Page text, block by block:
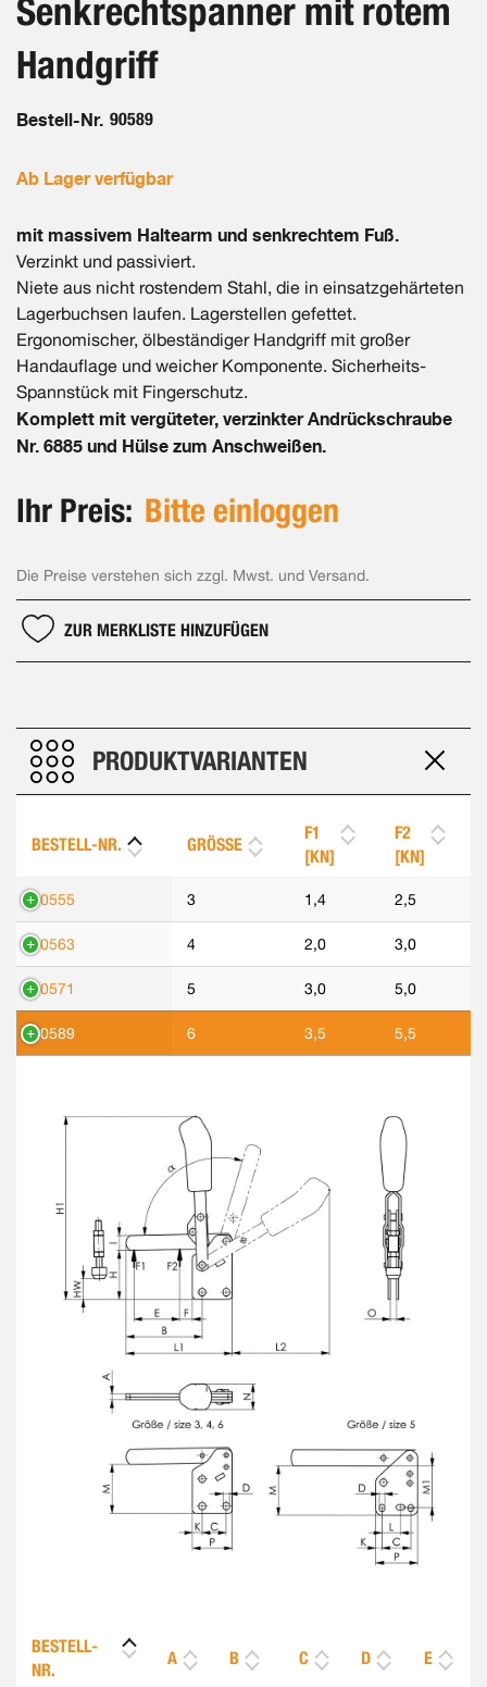
springen
Senkrechtspanner mit rotem
Handgriff
Bestell-Nr. 90589
Ab Lager verfügbar
mit massivem Haltearm und senkrechtem Fuß.
Verzinkt und passiviert.
Niete aus nicht rostendem Stahl, die in einsatzgehärteten
Lagerbuchsen laufen. Lagerstellen gefettet.
Ergonomischer, ölbeständiger Handgriff mit großer
Handauflage und weicher Komponente. Sicherheits-
Spannstück mit Fingerschutz.
Komplett mit vergüteter, verzinkter Andrückschraube
Nr. 6885 und Hülse zum Anschweißen.
Ihr Preis: Bitte einloggen
Die Preise verstehen sich zzgl. Mwst. und Versand.
ZUR MERKLISTE HINZUFÜGEN
PRODUKTVARIANTEN
BESTELL-NR. GRÖSSE
F1
[KN]
F2
[KN]
90555 3 1,4 2,5
90563 4 2,0 3,0
90571 5 3,0 5,0
90589 6 3,5 5,5
BESTELL-
NR.
A B C D E